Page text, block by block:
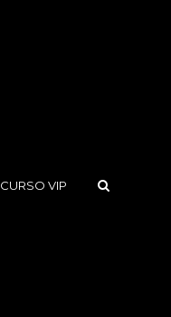
CURSO VIP